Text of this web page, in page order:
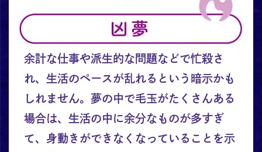
余計な仕事や派生的な問題などで忙殺さ
れ、生活のペースが乱れるという暗示かも
しれません。夢の中で毛玉がたくさんある
場合は、生活の中に余分なものが多すぎ
て、身動きができなくなっていることを示